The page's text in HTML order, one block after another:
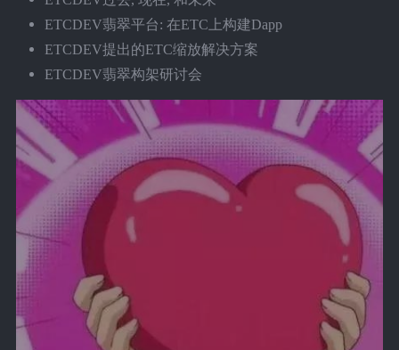
ETCDEV翡翠平台: 在ETC上构建Dapp
ETCDEV提出的ETC缩放解决方案
ETCDEV翡翠构架研讨会